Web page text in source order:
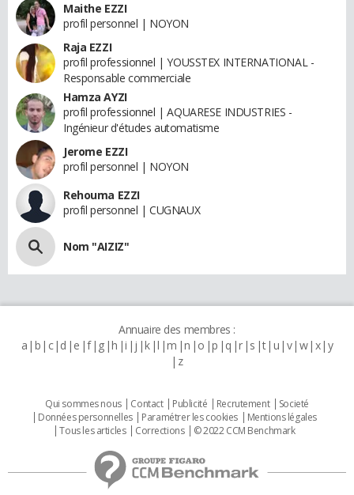
Maithe EZZI
profil personnel | NOYON
Raja EZZI
profil professionnel | YOUSSTEX INTERNATIONAL -
Responsable commerciale
Hamza AYZI
profil professionnel | AQUARESE INDUSTRIES -
Ingénieur d'études automatisme
Jerome EZZI
profil personnel | NOYON
Rehouma EZZI
profil personnel | CUGNAUX
Nom "AIZIZ"
Annuaire des membres :
a b c d e f g h i j k l m n o p q r s t u v w x y
z
Qui sommes nous Contact Publicité Recrutement
Societé
Données personnelles
Paramétrer les cookies
Mentions légales
Tous les articles
Corrections © 2022 CCM Benchmark